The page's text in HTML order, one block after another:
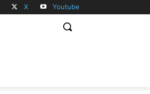
X Youtube